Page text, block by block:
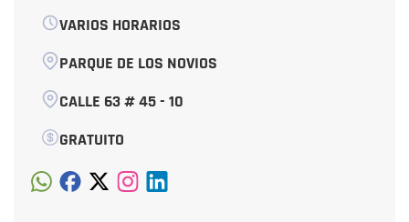
VARIOS HORARIOS
PARQUE DE LOS NOVIOS
CALLE 63 # 45 - 10
GRATUITO